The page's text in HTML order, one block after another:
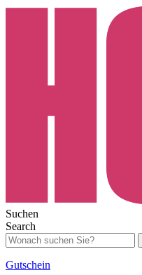
Suchen
Search
Gutschein